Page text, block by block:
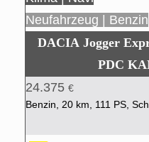
Neufahrzeug | Benzin
DACIA Jogger
PDC
24.375 €
Benzin, 20 km, 111 PS,